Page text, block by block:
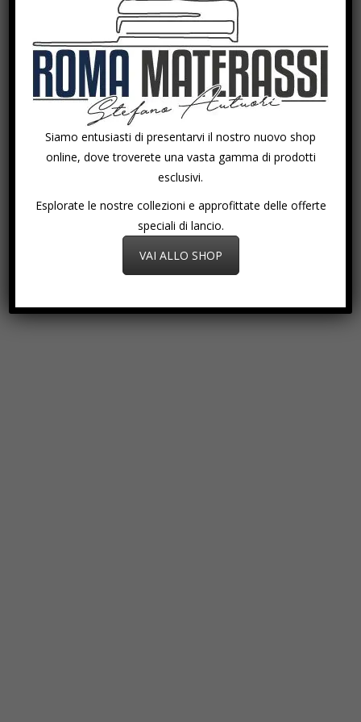
Acconsento al consenso al trattamento
dei dati (D.L. 196/03) secondo laPrivacy
Policy
Siamo entusiasti di presentarvi il nostro nuovo shop
online, dove troverete una vasta gamma di prodotti
esclusivi.
Esplorate le nostre collezioni e approfittate delle offerte
speciali di lancio.
VAI ALLO SHOP